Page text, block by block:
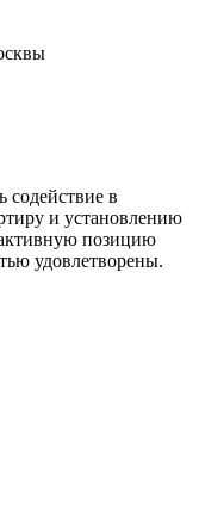
содействие в
и установлению
позицию
удовлетворены.